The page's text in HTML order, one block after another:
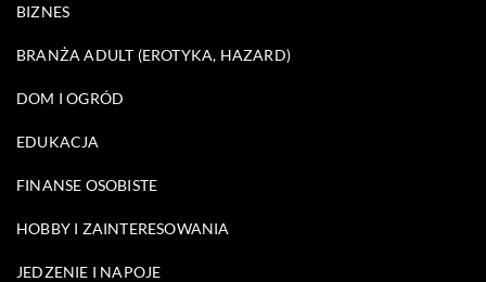
BIZNES
BRANŻA ADULT (EROTYKA, HAZARD)
DOM I OGRÓD
EDUKACJA
FINANSE OSOBISTE
HOBBY I ZAINTERESOWANIA
JEDZENIE I NAPOJE